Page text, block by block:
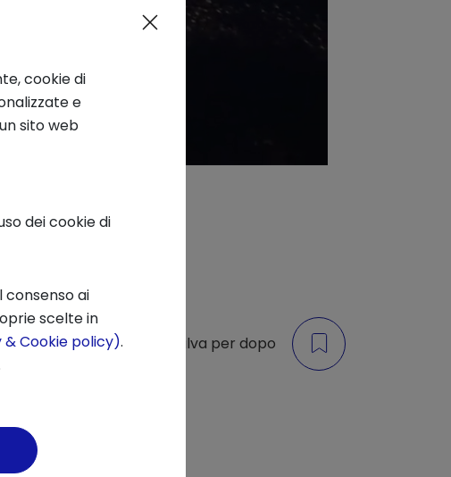
Condividi Salva per dopo
cookie di
e
sito web
dei cookie di
ai
scelte in
& Cookie policy).